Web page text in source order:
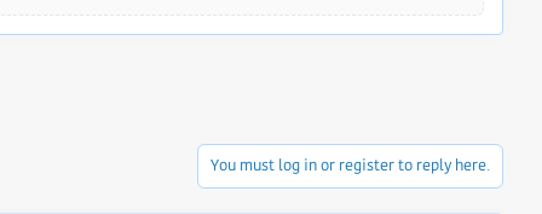
You must log in or register to reply here.